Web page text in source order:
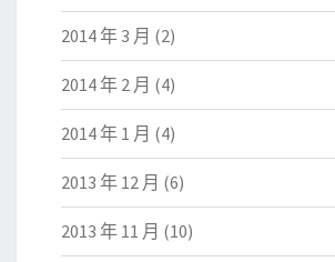
2014 年 3 月 (2)
2014 年 2 月 (4)
2014 年 1 月 (4)
2013 年 12 月 (6)
2013 年 11 月 (10)